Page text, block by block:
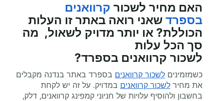
האם מחיר לשכור קרוואנים
בספרד שאני רואה באתר זו העלות
הכוללת? או יותר מדויק לשאול, מה
סך הכל עלות
לשכור קרוואנים בספרד?
כשמזמינים לשכור קרוואנים בספרד באתר בנדנה מקבלים
את מחיר לשכור קרוואנים במדויק. על זה יש לקחת
בחשבון ולהוסיף עלויות של חניוני קמפינג קרוואנים, דלק,